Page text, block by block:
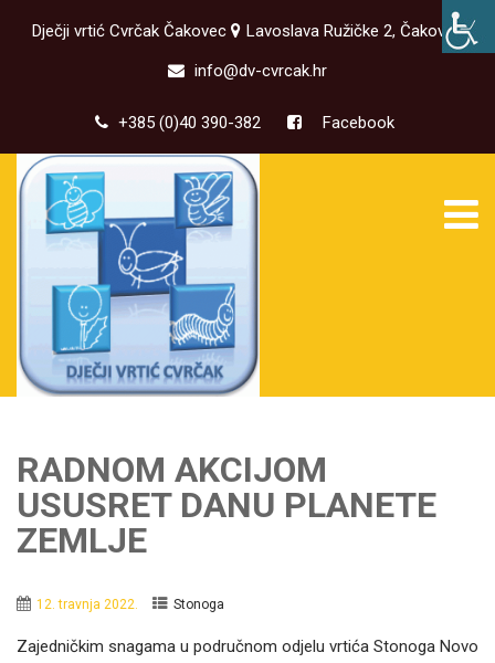
Dječji vrtić Cvrčak Čakovec
Lavoslava Ružičke 2, Čakovec
info@dv-cvrcak.hr
+385 (0)40 390-382 Facebook
RADNOM AKCIJOM
USUSRET DANU PLANETE
ZEMLJE
12. travnja 2022. Stonoga
Zajedničkim snagama u područnom odjelu vrtića Stonoga Novo